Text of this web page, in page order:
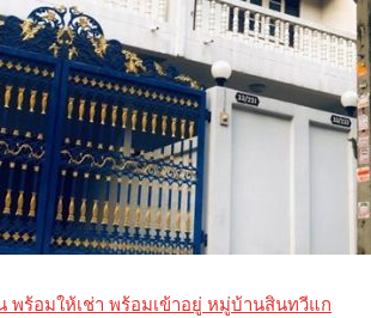
พร้อมให้เช่า พร้อมเข้าอยู่ หมู่บ้านสินทวีแก